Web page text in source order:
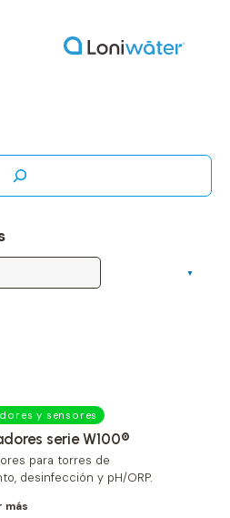
y sensores
serie W100®
para torres de
desinfección y pH/ORP.
más